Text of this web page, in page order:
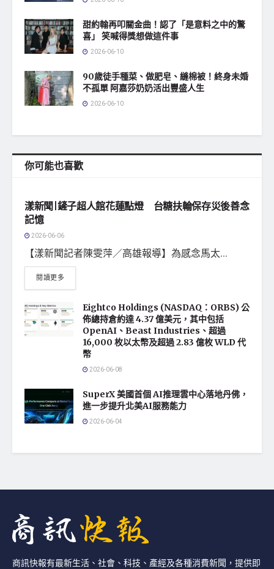
甜約翰再叩關金曲！認了「是意料之中的驚
喜」 笑喊得獎想做這件事
2026-06-10
90歲徒手種菜、做肥皂、縫棉被！終身未婚
不孤單 阿嘉莎奶奶活出豐盛人生
2026-06-10
你可能也喜歡
漾新聞|鏟子超人館花蓮點燈 台糖扶輪保存災後善念
記憶
2026-06-06
【漾新聞記者陳雯萍／高雄報導】為感念馬太...
閱讀更多
Eightco Holdings (NASDAQ：ORBS) 公
佈總持倉約達 4.37 億美元，其中包括
OpenAI、Beast Industries、超過
16,000 枚以太幣及超過 2.83 億枚 WLD 代
幣
2026-06-08
SuperX 美國首個 AI推理雲中心落地丹佛，
進一步提升北美AI服務能力
2026-06-04
商訊快報有最新生活、社會、科技、產經及各種消費新聞，提供即